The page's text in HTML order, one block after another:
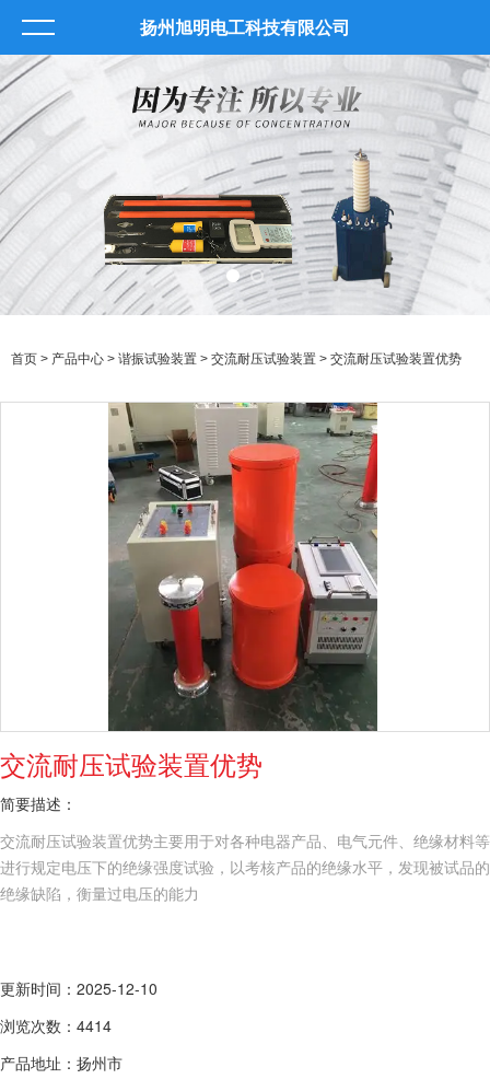
扬州旭明电工科技有限公司
首页 > 产品中心 > 谐振试验装置 > 交流耐压试验装置 > 交流耐压试验装置优势
交流耐压试验装置优势
简要描述：
交流耐压试验装置优势主要用于对各种电器产品、电气元件、绝缘材料等
进行规定电压下的绝缘强度试验，以考核产品的绝缘水平，发现被试品的
绝缘缺陷，衡量过电压的能力
更新时间：2025-12-10
浏览次数：4414
产品地址：扬州市